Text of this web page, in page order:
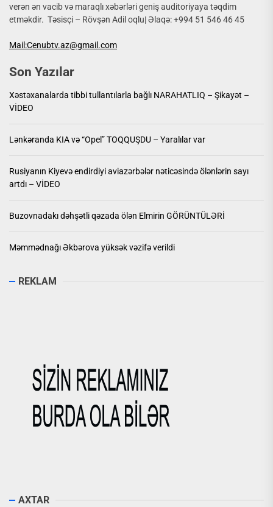
verən ən vacib və maraqlı xəbərləri geniş auditoriyaya təqdim
etməkdir. Təsisçi – Rövşən Adil oqlu| Əlaqə: +994 51 546 46 45
Mail:Cenubtv.az@gmail.com
Son Yazılar
Xəstəxanalarda tibbi tullantılarla bağlı NARAHATLIQ – Şikayət –
VİDEO
Lənkəranda KIA və “Opel” TOQQUŞDU – Yaralılar var
Rusiyanın Kiyevə endirdiyi aviazərbələr nəticəsində ölənlərin sayı
artdı – VİDEO
Buzovnadakı dəhşətli qəzada ölən Elmirin GÖRÜNTÜLƏRİ
Məmmədnağı Əkbərova yüksək vəzifə verildi
REKLAM
AXTAR